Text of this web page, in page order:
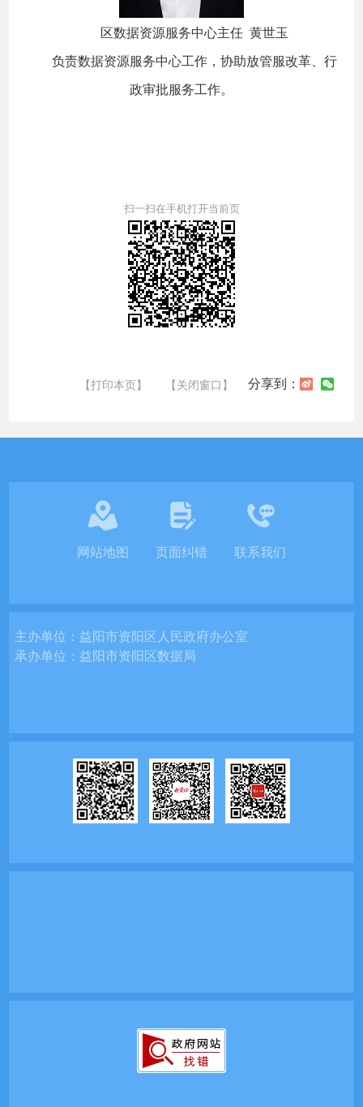
区数据资源服务中心主任 黄世玉
负责数据资源服务中心工作，协助放管服改革、行
政审批服务工作。
扫一扫在手机打开当前页
【打印本页】 【关闭窗口】 分享到：
网站地图 页面纠错 联系我们
主办单位：益阳市资阳区人民政府办公室
承办单位：益阳市资阳区数据局